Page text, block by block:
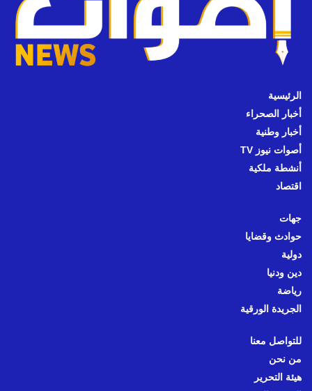
الرئيسية
أخبار الصحراء
أخبار وطنية
أصوات نيوز TV
أنشطة ملكية
اقتصاد
جهات
حوادث وقضايا
دولية
دين ودنيا
رياضة
الجريدة الورقية
للتواصل معنا
من نحن
هيئة التحرير